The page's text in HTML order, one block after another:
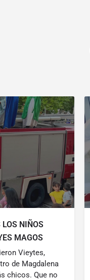
LOS NIÑOS
MAGOS
Vieytes,
de Magdalena
chicos. Que no